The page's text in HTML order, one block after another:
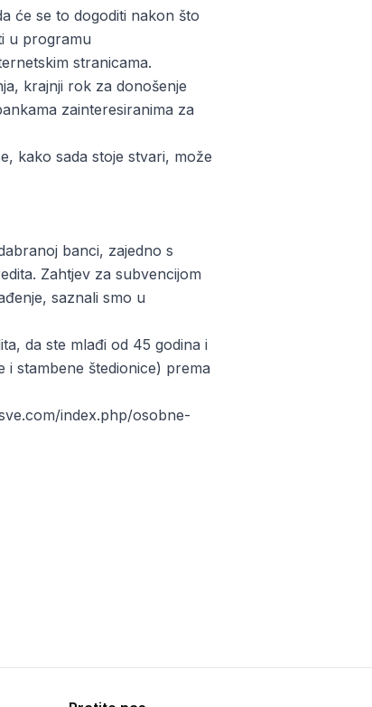
će se to dogoditi nakon što
u programu
stranicama.
krajnji rok za donošenje
zainteresiranima za
kako sada stoje stvari, može
banci, zajedno s
Zahtjev za subvencijom
saznali smo u
da ste mlađi od 45 godina i
stambene štedionice) prema
index.php/osobne-